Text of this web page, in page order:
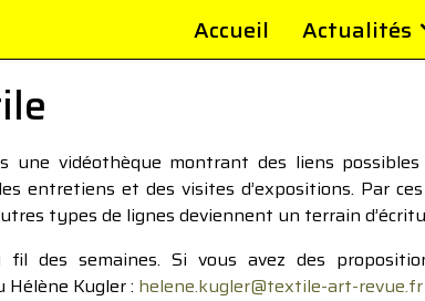
Accueil Actualités
une vidéothèque montrant des liens
entretiens et des visites d’expositions. Par
types de lignes deviennent un terrain
des semaines. Si vous avez des
Hélène Kugler : helene.kugler@textile-art-revue.fr